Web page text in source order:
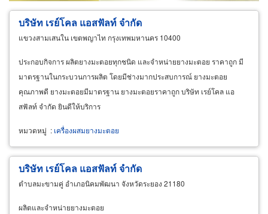
บริษัท เรย์โคล แอสฟัลท์ จำกัด
แขวงสามเสนใน เขตพญาไท กรุงเทพมหานคร 10400
ประกอบกิจการ ผลิตยางมะตอยทุกชนิด และจำหน่ายยางมะตอย ราคาถูก มี
มาตรฐานในกระบวนการผลิต โดยมีช่างมากประสบการณ์ ยางมะตอย
คุณภาพดี ยางมะตอยมีมาตรฐาน ยางมะตอยราคาถูก บริษัท เรย์โคล แอ
สฟัลท์ จำกัด ยินดีให้บริการ
หมวดหมู่ : เครื่องผสมยางมะตอย
บริษัท เรย์โคล แอสฟัลท์ จำกัด
ตำบลมะขามคู่ อำเภอนิคมพัฒนา จังหวัดระยอง 21180
ผลิตและจำหน่ายยางมะตอย